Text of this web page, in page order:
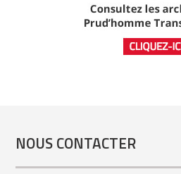
NOUS CONTACTER